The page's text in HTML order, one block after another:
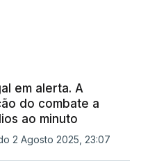
em alerta. A
do combate a
ao minuto
2 Agosto 2025, 23:07